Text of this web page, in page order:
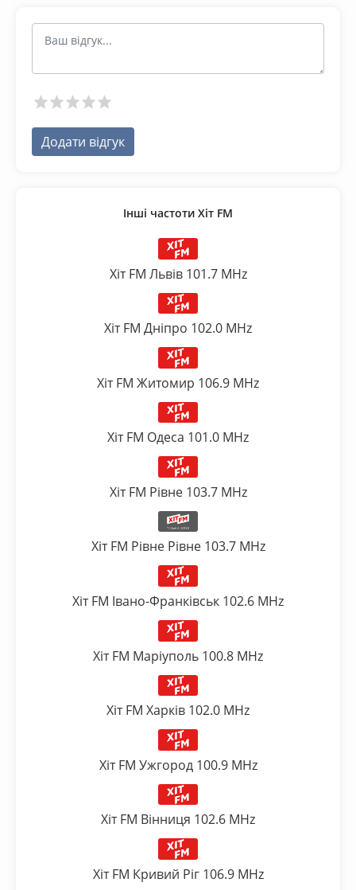
Додати відгук
Інші частоти Хіт FM
Хіт FM Львів 101.7 MHz
Хіт FM Дніпро 102.0 MHz
Хіт FM Житомир 106.9 MHz
Хіт FM Одеса 101.0 MHz
Хіт FM Рівне 103.7 MHz
Хіт FM Рівне Рівне 103.7 MHz
Хіт FM Івано-Франківськ 102.6 MHz
Хіт FM Маріуполь 100.8 MHz
Хіт FM Харків 102.0 MHz
Хіт FM Ужгород 100.9 MHz
Хіт FM Вінниця 102.6 MHz
Хіт FM Кривий Ріг 106.9 MHz